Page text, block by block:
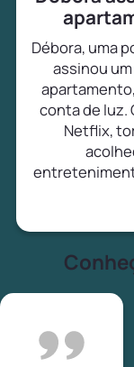
Débora, uma
assinou
conta de luz.
Netflix,